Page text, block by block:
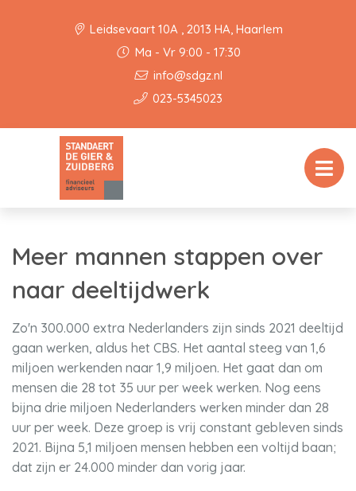
Leidsevaart 10A , 2013 HA, Haarlem
Ma - Vr 9:00 - 17:30
info@sdgz.nl
023-5345023
Meer mannen stappen over
naar deeltijdwerk
Zo'n 300.000 extra Nederlanders zijn sinds 2021 deeltijd
gaan werken, aldus het CBS. Het aantal steeg van 1,6
miljoen werkenden naar 1,9 miljoen. Het gaat dan om
mensen die 28 tot 35 uur per week werken. Nog eens
bijna drie miljoen Nederlanders werken minder dan 28
uur per week. Deze groep is vrij constant gebleven sinds
2021. Bijna 5,1 miljoen mensen hebben een voltijd baan;
dat zijn er 24.000 minder dan vorig jaar.